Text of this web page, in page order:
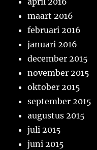
maart 2016
februari 2016
januari 2016
december 2015
november 2015
oktober 2015
september 2015
augustus 2015
juli 2015
juni 2015